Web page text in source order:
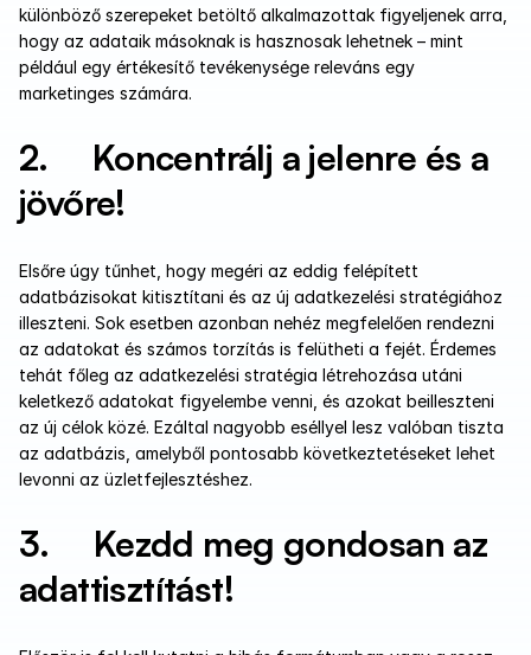
különböző szerepeket betöltő alkalmazottak figyeljenek arra,
hogy az adataik másoknak is hasznosak lehetnek – mint
például egy értékesítő tevékenysége releváns egy
marketinges számára.
2.     Koncentrálj a jelenre és a
jövőre!
Elsőre úgy tűnhet, hogy megéri az eddig felépített
adatbázisokat kitisztítani és az új adatkezelési stratégiához
illeszteni. Sok esetben azonban nehéz megfelelően rendezni
az adatokat és számos torzítás is felütheti a fejét. Érdemes
tehát főleg az adatkezelési stratégia létrehozása utáni
keletkező adatokat figyelembe venni, és azokat beilleszteni
az új célok közé. Ezáltal nagyobb eséllyel lesz valóban tiszta
az adatbázis, amelyből pontosabb következtetéseket lehet
levonni az üzletfejlesztéshez.
3.     Kezdd meg gondosan az
adattisztítást!